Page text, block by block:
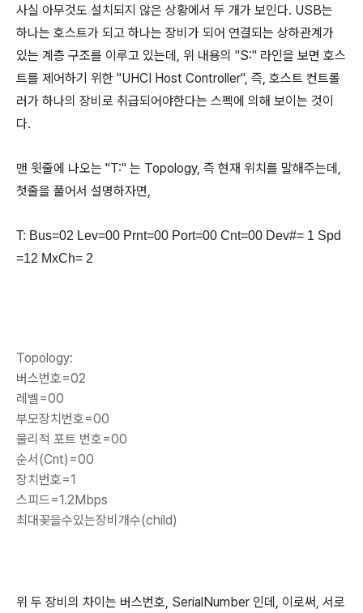
사실 아무것도 설치되지 않은 상황에서 두 개가 보인다. USB는
하나는 호스트가 되고 하나는 장비가 되어 연결되는 상하관계가
있는 계층 구조를 이루고 있는데, 위 내용의 "S:" 라인을 보면 호스
트를 제어하기 위한 "UHCI Host Controller", 즉, 호스트 컨트롤
러가 하나의 장비로 취급되어야한다는 스펙에 의해 보이는 것이
다.
맨 윗줄에 나오는 "T:" 는 Topology, 즉 현재 위치를 말해주는데,
첫줄을 풀어서 설명하자면,
T: Bus=02 Lev=00 Prnt=00 Port=00 Cnt=00 Dev#= 1 Spd
=12 MxCh= 2
Topology:
버스번호=02
레벨=00
부모장치번호=00
물리적 포트 번호=00
순서(Cnt)=00
장치번호=1
스피드=1.2Mbps
최대꽂을수있는장비개수(child)
위 두 장비의 차이는 버스번호, SerialNumber 인데, 이로써, 서로